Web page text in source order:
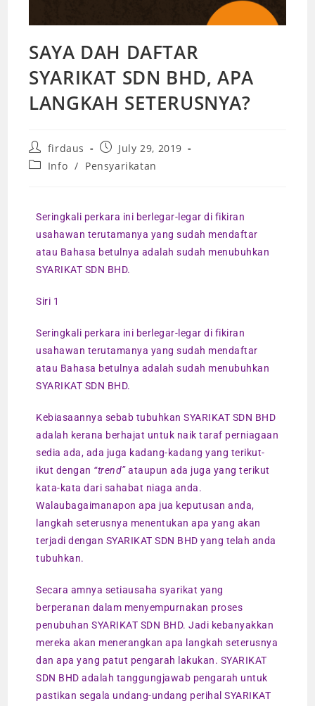
SAYA DAH DAFTAR
SYARIKAT SDN BHD, APA
LANGKAH SETERUSNYA?
firdaus
July 29, 2019
Info / Pensyarikatan
Seringkali perkara ini berlegar-legar di fikiran
usahawan terutamanya yang sudah mendaftar
atau Bahasa betulnya adalah sudah menubuhkan
SYARIKAT SDN BHD.
Siri 1
Seringkali perkara ini berlegar-legar di fikiran
usahawan terutamanya yang sudah mendaftar
atau Bahasa betulnya adalah sudah menubuhkan
SYARIKAT SDN BHD.
Kebiasaannya sebab tubuhkan SYARIKAT SDN BHD
adalah kerana berhajat untuk naik taraf perniagaan
sedia ada, ada juga kadang-kadang yang terikut-
ikut dengan “trend”ataupun ada juga yang terikut
kata-kata dari sahabat niaga anda.
Walaubagaimanapon apa jua keputusan anda,
langkah seterusnya menentukan apa yang akan
terjadi dengan SYARIKAT SDN BHD yang telah anda
tubuhkan.
Secara amnya setiausaha syarikat yang
berperanan dalam menyempurnakan proses
penubuhan SYARIKAT SDN BHD. Jadi kebanyakkan
mereka akan menerangkan apa langkah seterusnya
dan apa yang patut pengarah lakukan. SYARIKAT
SDN BHD adalah tanggungjawab pengarah untuk
pastikan segala undang-undang perihal SYARIKAT